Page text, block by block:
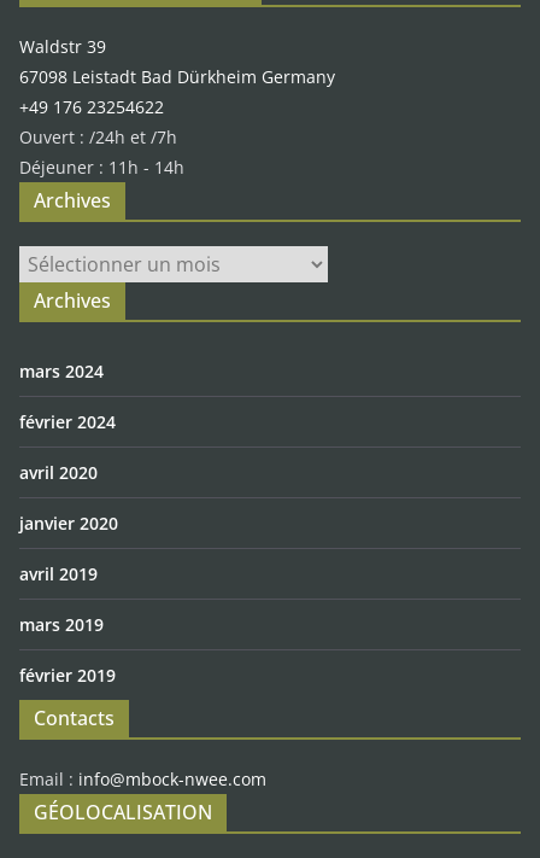
Waldstr 39
67098 Leistadt Bad Dürkheim Germany
+49 176 23254622
Ouvert : /24h et /7h
Déjeuner : 11h - 14h
Archives
Archives
Archives
mars 2024
février 2024
avril 2020
janvier 2020
avril 2019
mars 2019
février 2019
Contacts
Email : info@mbock-nwee.com
GÉOLOCALISATION